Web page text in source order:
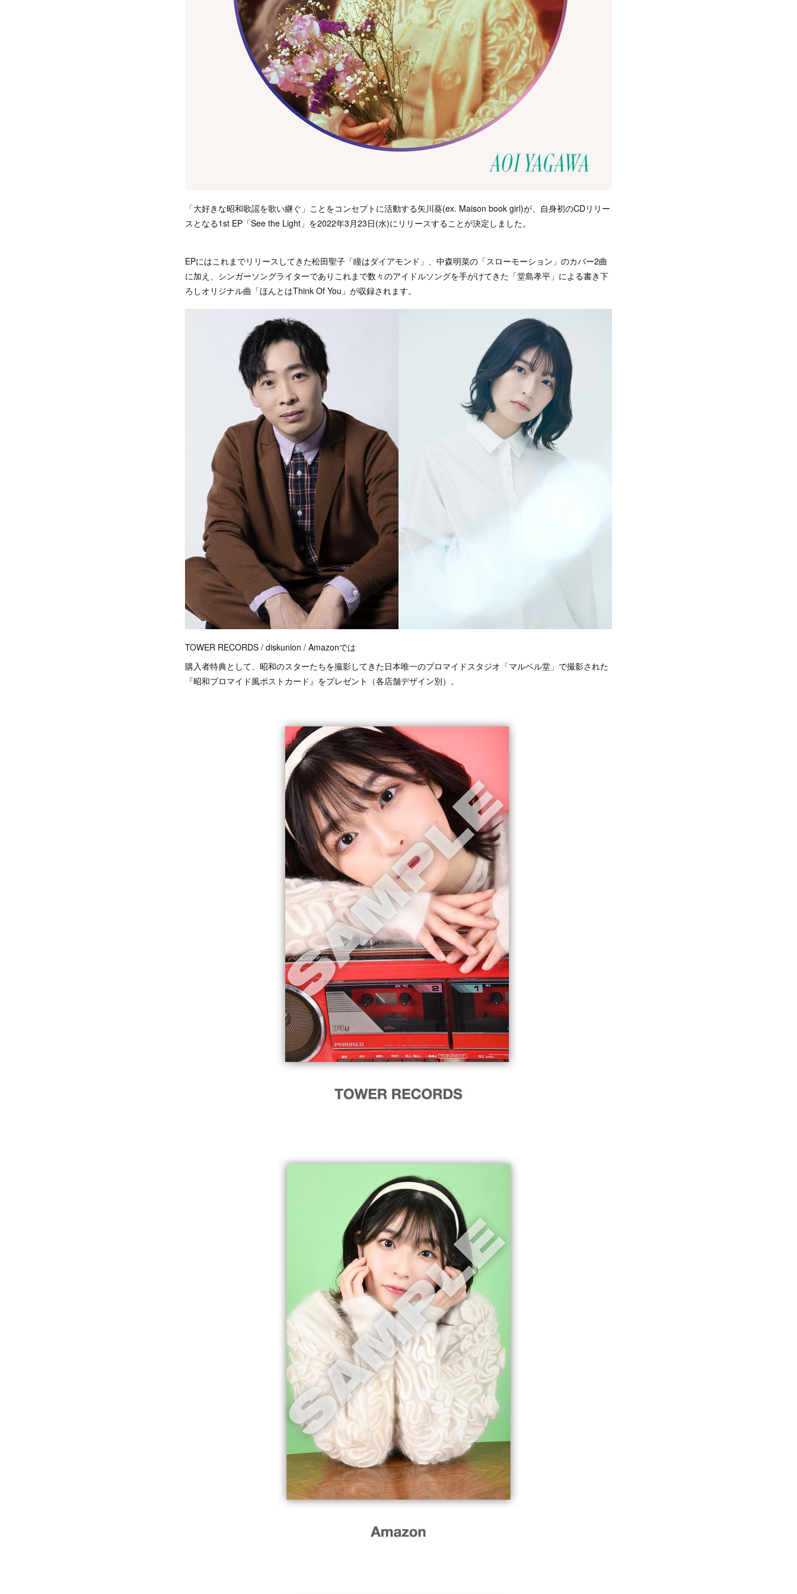
「大好きな昭和歌謡を歌い継ぐ」ことをコンセプトに活動する矢川葵(ex. Maison book girl)が、自身初のCDリリー
スとなる1st EP「See the Light」を2022年3月23日(水)にリリースすることが決定しました。
EPにはこれまでリリースしてきた松田聖子「瞳はダイアモンド」、中森明菜の「スローモーション」のカバー2曲
に加え、シンガーソングライターでありこれまで数々のアイドルソングを手がけてきた「堂島孝平」による書き下
ろしオリジナル曲「ほんとはThink Of You」が収録されます。
TOWER RECORDS / diskunion / Amazonでは
購入者特典として、昭和のスターたちを撮影してきた日本唯一のプロマイドスタジオ「マルベル堂」で撮影された
『昭和ブロマイド風ポストカード』をプレゼント（各店舗デザイン別）。